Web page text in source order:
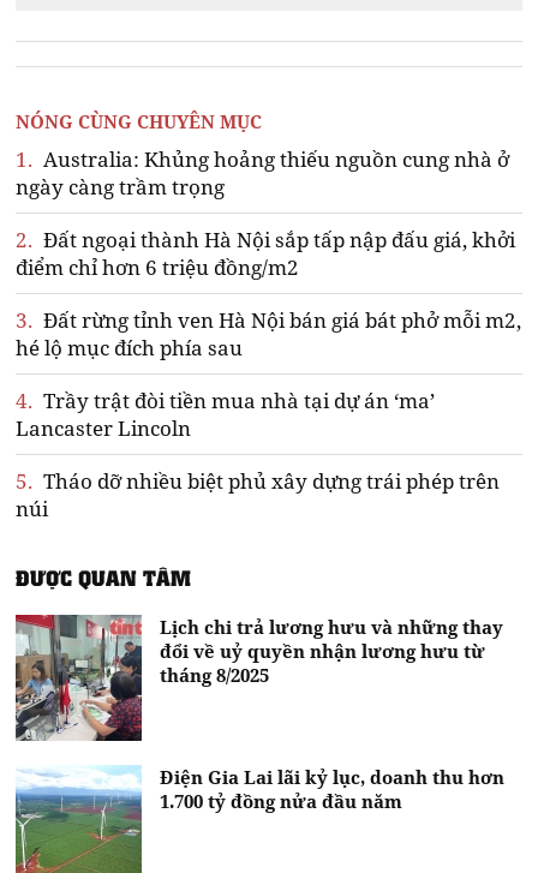
NÓNG CÙNG CHUYÊN MỤC
1. Australia: Khủng hoảng thiếu nguồn cung nhà ở
ngày càng trầm trọng
2. Đất ngoại thành Hà Nội sắp tấp nập đấu giá, khởi
điểm chỉ hơn 6 triệu đồng/m2
3. Đất rừng tỉnh ven Hà Nội bán giá bát phở mỗi m2,
hé lộ mục đích phía sau
4. Trầy trật đòi tiền mua nhà tại dự án ‘ma’
Lancaster Lincoln
5. Tháo dỡ nhiều biệt phủ xây dựng trái phép trên
núi
ĐƯỢC QUAN TÂM
Lịch chi trả lương hưu và những thay
đổi về uỷ quyền nhận lương hưu từ
tháng 8/2025
Điện Gia Lai lãi kỷ lục, doanh thu hơn
1.700 tỷ đồng nửa đầu năm